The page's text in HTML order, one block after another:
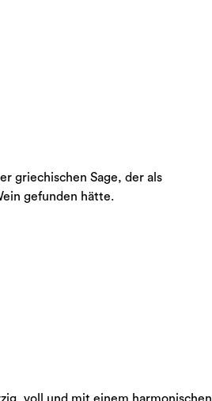
griechischen Sage, der als
gefunden hätte.